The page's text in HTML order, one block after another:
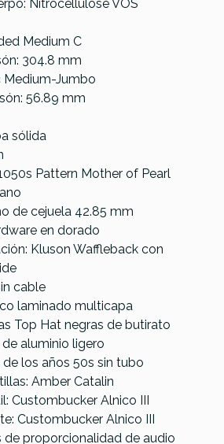
Nitrocellulose VOS
Medium C
304.8 mm
Medium-Jumbo
56.89 mm
sólida
Pattern Mother of Pearl
de cejuela 42.85 mm
en dorado
Kluson Waffleback con
cable
laminado multicapa
Top Hat negras de butirato
aluminio ligero
los años 50s sin tubo
Amber Catalin
Custombucker Alnico III
Custombucker Alnico III
de proporcionalidad de audio